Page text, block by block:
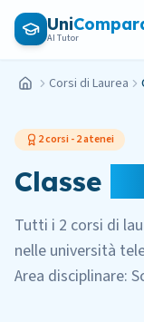
Vai al contenuto
Uni
AI Tutor
Home Corsi di Laurea
2corsi -2atenei
Classe
Tutti i 2 corsi di
nelle università
Area disciplinare: